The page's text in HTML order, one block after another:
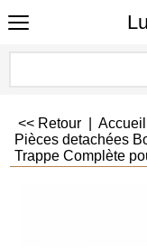
<< Retour Accueil
Pièces detachées
Trappe Complète